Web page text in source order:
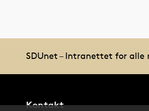
SDUnet – Intranettet for alle
Kontakt